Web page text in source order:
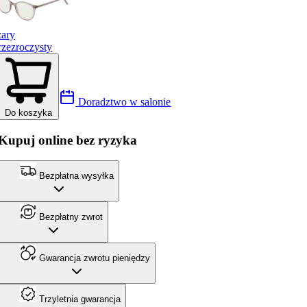
Do koszyka
Doradztwo w salonie
online bez ryzyka
Bezpłatna wysyłka
Bezpłatny zwrot
Gwarancja zwrotu pieniędzy
Trzyletnia gwarancja